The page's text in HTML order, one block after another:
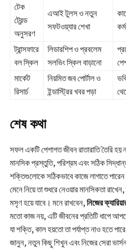
টেক
ট্রেন্ড
অনুসরণ
এআই টুলস ও নতুন
সফটওয়্যার শেখা
ট্রান্সফারে
বল স্কিল
লিডারশিপ ও প্রবলেম
সলভিং স্কিল বাড়ানো
মার্কেট
রিসার্চ
নিয়মিত জব পোর্টাল ও
ইন্ডাস্ট্রির খবর পড়া
শেষ কথা
সফল একটি পেশাগত জীবন রাতারাতি তৈরি হয়
মানসিক প্রস্তুতি, পরিশ্রম এবং সঠিক
শক্তিগুলোকে সঠিকভাবে কাজে লাগাতে
মেনে নিয়ে তা শুধরে নেওয়ার মানসিকতা
মসৃণ হয়ে যাবে। মনে রাখবেন,নিজের
মতো কাজ নয়, এটি জীবনের প্রতিটি ধাপে
যা শক্তি, কাল হয়তো তা পর্যাপ্ত নাও হতে
জানুন, নতুন কিছু শিখুন এবং নিজের সেরা